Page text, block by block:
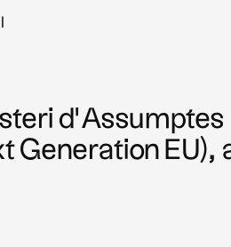
d’Assumptes
Generation EU),